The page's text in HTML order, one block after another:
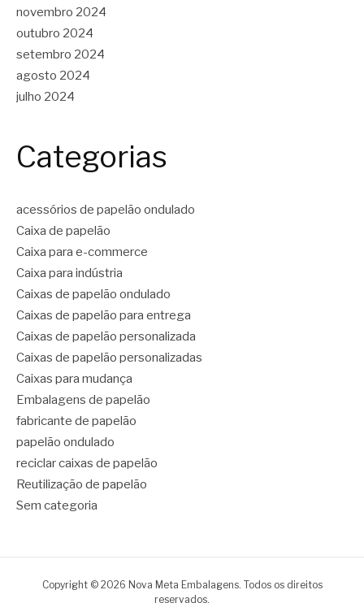
novembro 2024
outubro 2024
setembro 2024
agosto 2024
julho 2024
Categorias
acessórios de papelão ondulado
Caixa de papelão
Caixa para e-commerce
Caixa para indústria
Caixas de papelão ondulado
Caixas de papelão para entrega
Caixas de papelão personalizada
Caixas de papelão personalizadas
Caixas para mudança
Embalagens de papelão
fabricante de papelão
papelão ondulado
reciclar caixas de papelão
Reutilização de papelão
Sem categoria
Copyright © 2026 Nova Meta Embalagens. Todos os direitos
reservados.